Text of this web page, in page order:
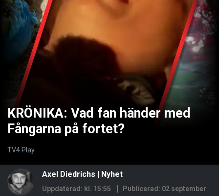
KRÖNIKA: Vad fan händer med
Fångarna på fortet?
TV4 Play
Axel Diedrichs | Nyhet
Uppdaterad: kl. 15:55 Publicerad: 02 september